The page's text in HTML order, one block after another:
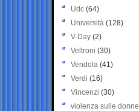
Udc (64)
Università (128)
V-Day (2)
Veltroni (30)
Vendola (41)
Verdi (16)
Vincenzi (30)
violenza sulle donne